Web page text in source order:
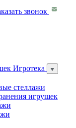
звонок
Игротека
стеллажи
игрушек